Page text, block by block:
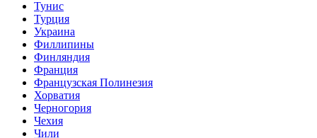
Тунис
Турция
Украина
Филлипины
Финляндия
Франция
Французская Полинезия
Хорватия
Черногория
Чехия
Чили